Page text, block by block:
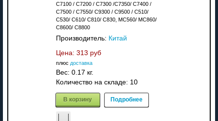
C7100 / C7200 / C7300 /C7350/ C7400 /
C7500 / C7550/ C9300 / C9500 / C510/
C530/ C610/ C810/ C830, MC560/ MC860/
C8600/ C8800
Производитель: Китай
Цена: 313 руб
плюс доставка
Вес: 0.17 кг.
Количество на складе: 10
В корзину Подробнее